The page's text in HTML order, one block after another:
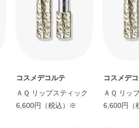
【AQリップでふっくら柔
らか唇に♡】 …
hiyori
コスメデコルテ
ＡＱ リップスティック
6,600円（税込）※
コスメデ
ＡＱ
6,600円（